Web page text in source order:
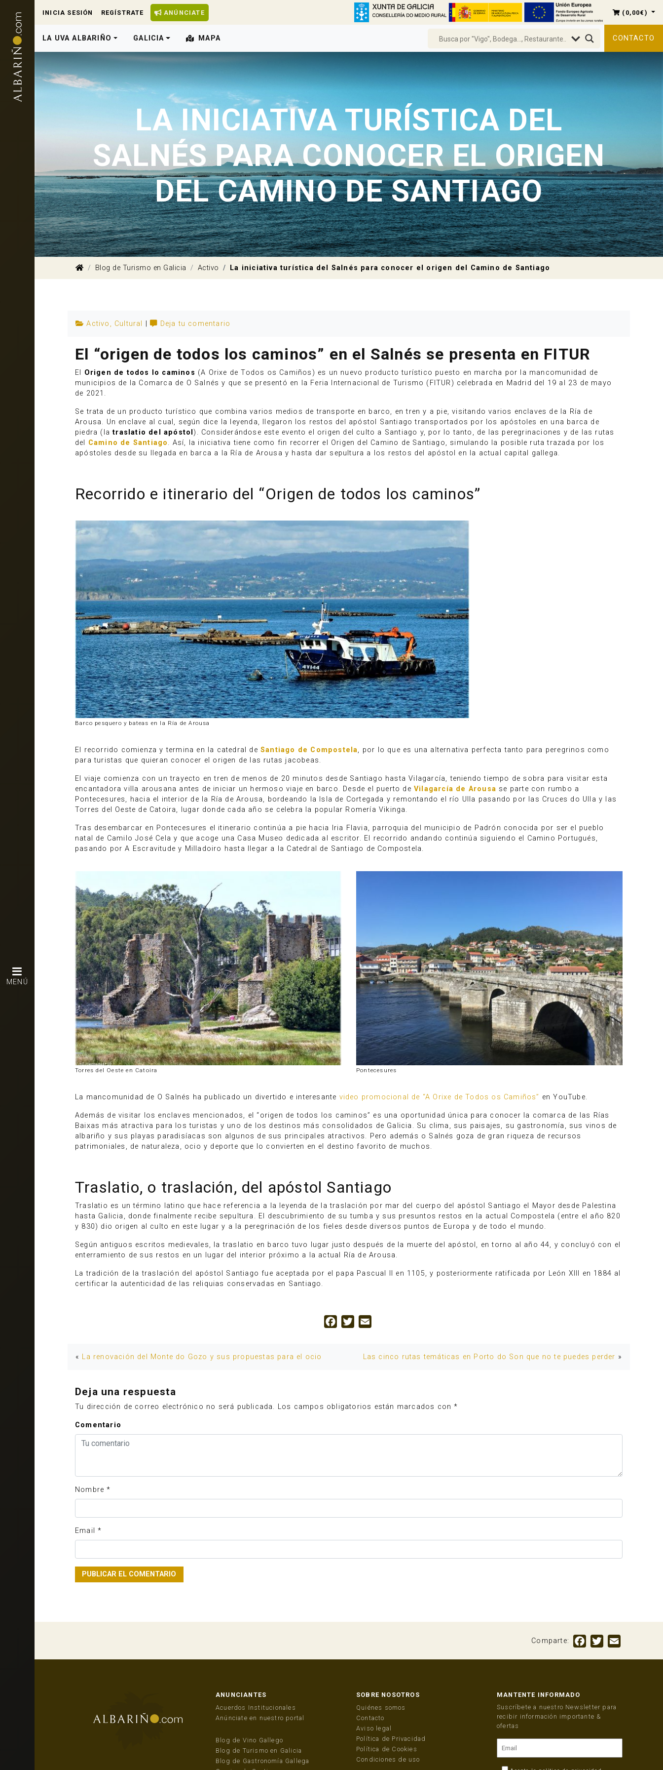
MENÚ
INICIA SESIÓN REGÍSTRATE ANÚNCIATE ( 0,00€ )
LA UVA ALBARIÑO GALICIA MAPA CONTACTO
LA INICIATIVA TURÍSTICA DEL
SALNÉS PARA CONOCER EL ORIGEN
DEL CAMINO DE SANTIAGO
Blog de Turismo en Galicia Activo La iniciativa turística del Salnés para conocer el origen del Camino de Santiago
Activo , Cultural | Deja tu comentario
El “origen de todos los caminos” en el Salnés se presenta en FITUR
El Origen de todos lo caminos (A Orixe de Todos os Camiños) es un nuevo producto turístico puesto en marcha por la mancomunidad de
municipios de la Comarca de O Salnés y que se presentó en la Feria Internacional de Turismo (FITUR) celebrada en Madrid del 19 al 23 de mayo
de 2021.
Se trata de un producto turístico que combina varios medios de transporte en barco, en tren y a pie, visitando varios enclaves de la Ría de
Arousa. Un enclave al cual, según dice la leyenda, llegaron los restos del apóstol Santiago transportados por los apóstoles en una barca de
piedra (latraslatio del apóstol ). Considerándose este evento el origen del culto a Santiago y, por lo tanto, de las peregrinaciones y de las rutas
del Camino de Santiago. Así, la iniciativa tiene como fin recorrer el Origen del Camino de Santiago, simulando la posible ruta trazada por los
apóstoles desde su llegada en barca a la Ría de Arousa y hasta dar sepultura a los restos del apóstol en la actual capital gallega.
Recorrido e itinerario del “Origen de todos los caminos”
Barco pesquero y bateas en la Ría de Arousa
El recorrido comienza y termina en la catedral deSantiago de Compostela, por lo que es una alternativa perfecta tanto para peregrinos como
para turistas que quieran conocer el origen de las rutas jacobeas.
El viaje comienza con un trayecto en tren de menos de 20 minutos desde Santiago hasta Vilagarcía, teniendo tiempo de sobra para visitar esta
encantadora villa arousana antes de iniciar un hermoso viaje en barco. Desde el puerto deVilagarcía de Arousa se parte con rumbo a
Pontecesures, hacia el interior de la Ría de Arousa, bordeando la Isla de Cortegada y remontando el río Ulla pasando por las Cruces do Ulla y las
Torres del Oeste de Catoira, lugar donde cada año se celebra la popular Romería Vikinga.
Tras desembarcar en Pontecesures el itinerario continúa a pie hacia Iria Flavia, parroquia del municipio de Padrón conocida por ser el pueblo
natal de Camilo José Cela y que acoge una Casa Museo dedicada al escritor. El recorrido andando continúa siguiendo el Camino Portugués,
pasando por A Escravitude y Milladoiro hasta llegar a la Catedral de Santiago de Compostela.
Torres del Oeste en Catoira Pontecesures
La mancomunidad de O Salnés ha publicado un divertido e interesante video promocional de “A Orixe de Todos os Camiños” en YouTube.
Además de visitar los enclaves mencionados, el “origen de todos los caminos” es una oportunidad única para conocer la comarca de las Rías
Baixas más atractiva para los turistas y uno de los destinos más consolidados de Galicia. Su clima, sus paisajes, su gastronomía, sus vinos de
albariño y sus playas paradisíacas son algunos de sus principales atractivos. Pero además o Salnés goza de gran riqueza de recursos
patrimoniales, de naturaleza, ocio y deporte que lo convierten en el destino favorito de muchos.
Traslatio, o traslación, del apóstol Santiago
Traslatio es un término latino que hace referencia a la leyenda de la traslación por mar del cuerpo del apóstol Santiago el Mayor desde Palestina
hasta Galicia, donde finalmente recibe sepultura. El descubrimiento de su tumba y sus presuntos restos en la actual Compostela (entre el año 820
y 830) dio origen al culto en este lugar y a la peregrinación de los fieles desde diversos puntos de Europa y de todo el mundo.
Según antiguos escritos medievales, la traslatio en barco tuvo lugar justo después de la muerte del apóstol, en torno al año 44, y concluyó con el
enterramiento de sus restos en un lugar del interior próximo a la actual Ría de Arousa.
La tradición de la traslación del apóstol Santiago fue aceptada por el papa Pascual II en 1105, y posteriormente ratificada por León XIII en 1884 al
certificar la autenticidad de las reliquias conservadas en Santiago.
Facebook
Twitter
« La renovación del Monte do Gozo y sus propuestas para el ocio Las cinco rutas temáticas en Porto do Son que no te puedes perder »
Deja una respuesta
Tu dirección de correo electrónico no será publicada. Los campos obligatorios están marcados con*
Comentario
Nombre *
Email *
Comparte: Facebook
Twitter
ANUNCIANTES
Acuerdos Institucionales
Anúnciate en nuestro portal
Blog de Vino Gallego
Blog de Turismo en Galicia
Blog de Gastronomía Gallega
SOBRE NOSOTROS
Quiénes somos
Contacto
Aviso legal
Política de Privacidad
Política de Cookies
Condiciones de uso
MANTENTE INFORMADO
Suscríbete a nuestro Newsletter para
recibir información importante &
ofertas